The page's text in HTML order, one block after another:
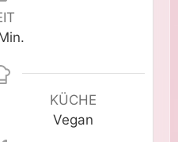
KÜCHE
Vegan